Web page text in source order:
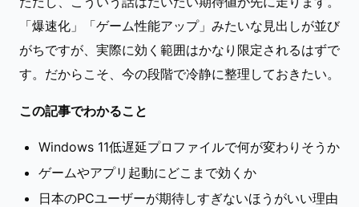
「爆速化」「ゲーム性能アップ」みたいな見出しが並び
がちですが、実際に効く範囲はかなり限定されるはずで
す。だからこそ、今の段階で冷静に整理しておきたい。
この記事でわかること
Windows 11低遅延プロファイルで何が変わりそうか
ゲームやアプリ起動にどこまで効くか
日本のPCユーザーが期待しすぎないほうがいい理由